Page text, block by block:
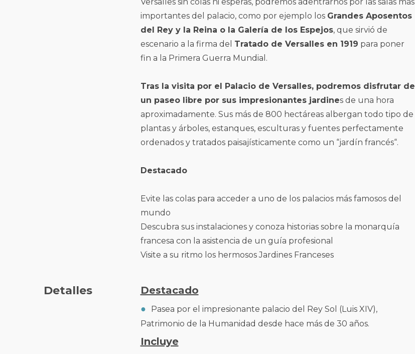
importantes del palacio, como por ejemplo los Grandes Aposentos
del Rey y la Reina o la Galería de los Espejos, que sirvió de
escenario a la firma del Tratado de Versalles en 1919 para poner
fin a la Primera Guerra Mundial.
Tras la visita por el Palacio de Versalles, podremos disfrutar de
un paseo libre por sus impresionantes jardines de una hora
aproximadamente. Sus más de 800 hectáreas albergan todo tipo de
plantas y árboles, estanques, esculturas y fuentes perfectamente
ordenados y tratados paisajísticamente como un “jardín francés“.
Destacado
Evite las colas para acceder a uno de los palacios más famosos del
mundo
Descubra sus instalaciones y conoza historias sobre la monarquía
francesa con la asistencia de un guía profesional
Visite a su ritmo los hermosos Jardines Franceses
Detalles Destacado
Pasea por el impresionante palacio del Rey Sol (Luis XIV),
Patrimonio de la Humanidad desde hace más de 30 años.
Incluye